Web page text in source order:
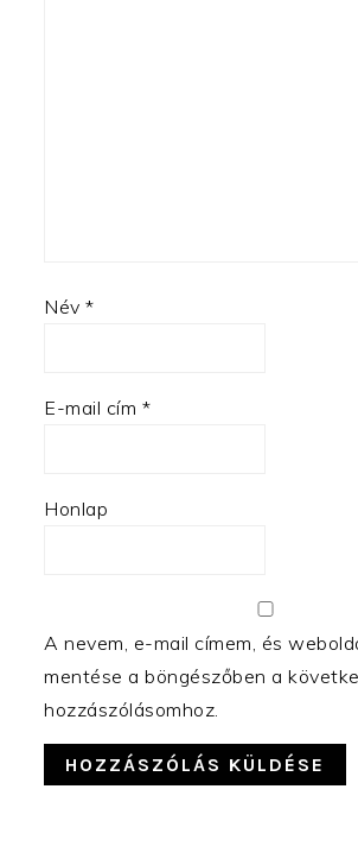
Név *
E-mail cím *
Honlap
A nevem, e-mail címem, és
mentése a böngészőben a
hozzászólásomhoz.